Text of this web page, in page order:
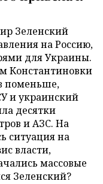
Зеленский
на Россию,
для Украины.
Константиновки
поменьше,
и украинский
десятки
и АЗС. На
ситуация на
власти,
массовые
Зеленский?